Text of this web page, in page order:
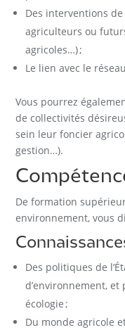
Des interventions
agriculteurs ou
agricoles…) ;
Le lien avec le
Vous pourrez
de collectivités
sein leur foncier
gestion…).
De formation
environnement, vous
Des politiques de
d’environnement,
écologie ;
Du monde agricole